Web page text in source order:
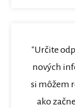
"Určite
nových
si môžem
ako